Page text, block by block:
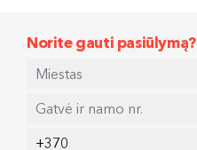
Norite gauti pasiūlymą?